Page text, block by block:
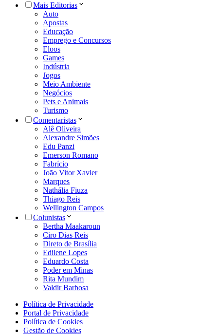
Mais Editorias
Auto
Apostas
Educação
Emprego e Concursos
Eloos
Games
Indústria
Jogos
Meio Ambiente
Negócios
Pets e Animais
Turismo
Comentaristas
Alê Oliveira
Alexandre Simões
Edu Panzi
Emerson Romano
Fabrício
João Vitor Xavier
Marques
Nathália Fiuza
Thiago Reis
Wellington Campos
Colunistas
Bertha Maakaroun
Ciro Dias Reis
Direto de Brasília
Edilene Lopes
Eduardo Costa
Poder em Minas
Rita Mundim
Valdir Barbosa
Política de Privacidade
Portal de Privacidade
Política de Cookies
Gestão de Cookies